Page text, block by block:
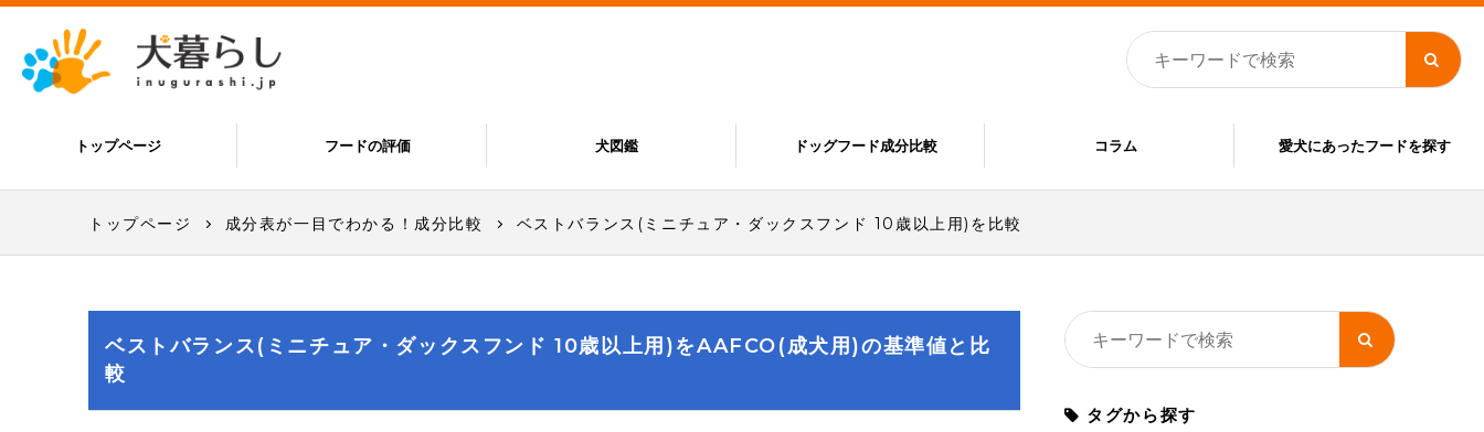
トップページ フードの評価 犬図鑑 ドッグフード成分比較 コラム 愛犬にあったフードを探す
トップページ 成分表が一目でわかる！成分比較 ベストバランス(ミニチュア・ダックスフンド 10歳以上用)を比較
ベストバランス(ミニチュア・ダックスフンド 10歳以上用)をAAFCO(成犬用)の基準値と比
較
タグから探す